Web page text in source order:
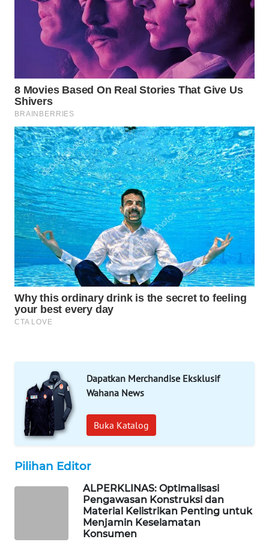
Dapatkan Merchandise Eksklusif
Wahana News
Buka Katalog
Pilihan Editor
ALPERKLINAS: Optimalisasi
Pengawasan Konstruksi dan
Material Kelistrikan Penting untuk
Menjamin Keselamatan
Konsumen
WAHANA
LISTRIK
TRAVEL
WAHANA
TV
WAHANANEWS
ID
WAHANANEWS
CO ID
WAHANANEWS
NET
WAHANA
SPORT
WAHANA
SELEB
WAHANA
PERSONA
OTOMOTIF